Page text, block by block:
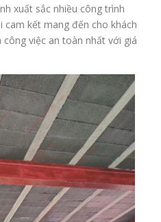
xuất sắc nhiều công trình
cam kết mang đến cho khách
việc an toàn nhất với giá